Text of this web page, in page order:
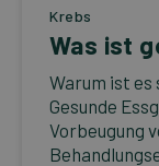
Krebs
Was ist
Warum ist
Gesunde
Vorbeugung